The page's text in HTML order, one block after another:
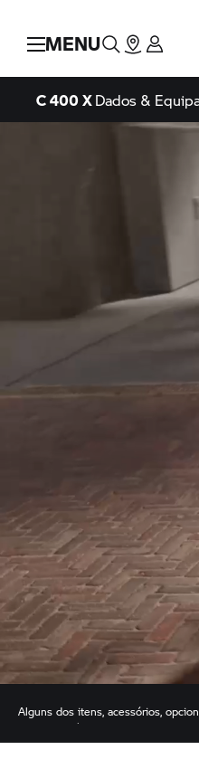
MENU
C 400 XDados &
Alguns dos itens, acessórios,
concessionária